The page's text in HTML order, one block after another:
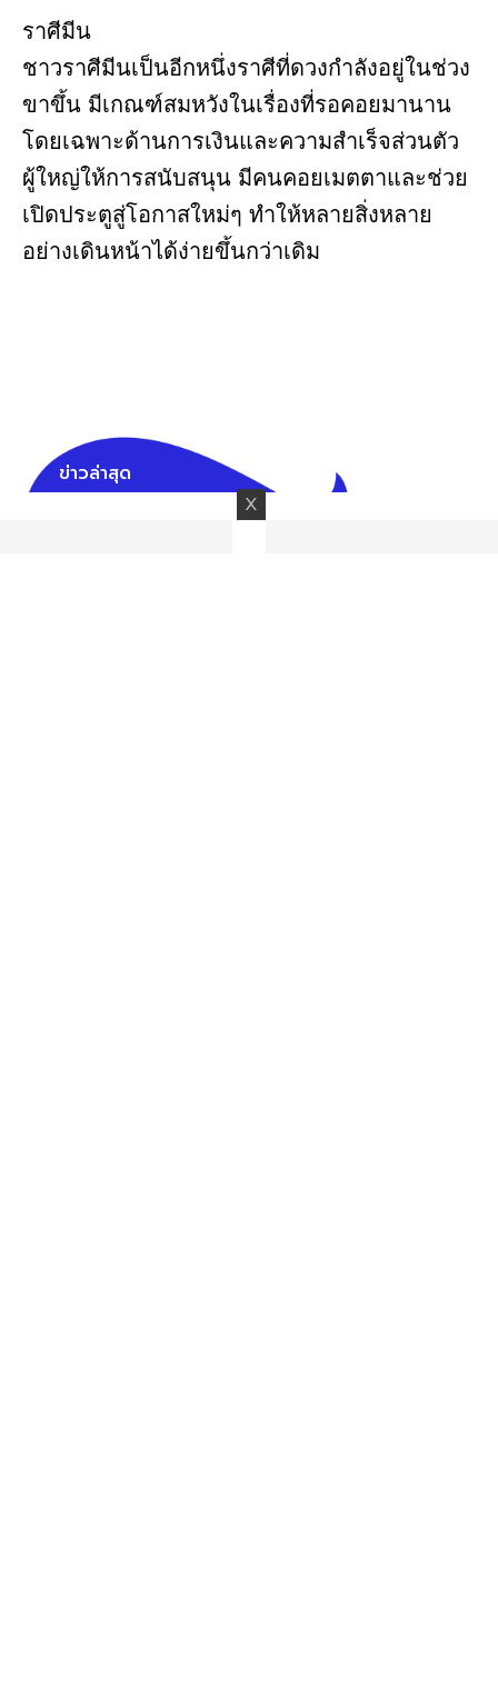
ราศีมีน
ชาวราศีมีนเป็นอีกหนึ่งราศีที่ดวงกำลังอยู่ในช่วง
ขาขึ้น มีเกณฑ์สมหวังในเรื่องที่รอคอยมานาน
โดยเฉพาะด้านการเงินและความสำเร็จส่วนตัว
ผู้ใหญ่ให้การสนับสนุน มีคนคอยเมตตาและช่วย
เปิดประตูสู่โอกาสใหม่ๆ ทำให้หลายสิ่งหลาย
อย่างเดินหน้าได้ง่ายขึ้นกว่าเดิม
ข่าวล่าสุด